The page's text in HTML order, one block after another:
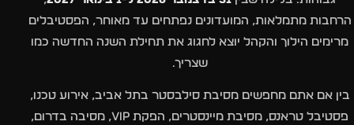
הרחבות מתמלאות, המועדונים נפתחים עד מאוחר, הפסטיבלים
מרימים הילוך והקהל יוצא לחגוג את תחילת השנה החדשה כמו
שצריך.
בין אם אתם מחפשים מסיבת סילבסטר בתל אביב, אירוע טכנו,
פסטיבל טראנס, מסיבת מיינסטרים, הפקת VIP, מסיבה בדרום,